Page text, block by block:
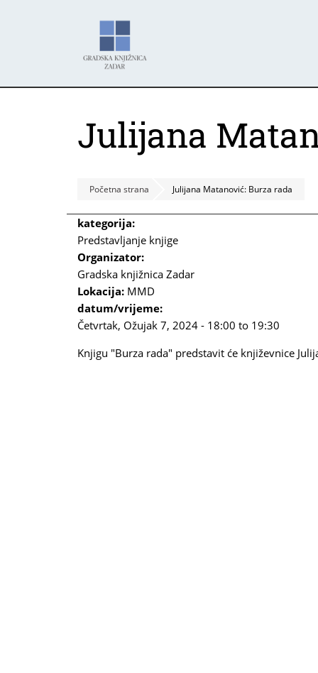
Julijana
Početna strana Julijana Matanović: Burza rada
kategorija:
Predstavljanje knjige
Organizator:
Gradska knjižnica Zadar
Lokacija: MMD
datum/vrijeme:
Četvrtak, Ožujak 7, 2024 - 18:00 to 19:30
Knjigu "Burza rada" predstavit će književnice